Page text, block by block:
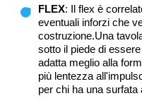
FLEX: Il flex è
eventuali inforzi che
costruzione.Una
sotto il piede di
adatta meglio alla
più lentezza
per chi ha una